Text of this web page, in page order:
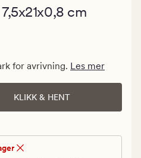
cm
for avrivning. Les mer
KLIKK & HENT